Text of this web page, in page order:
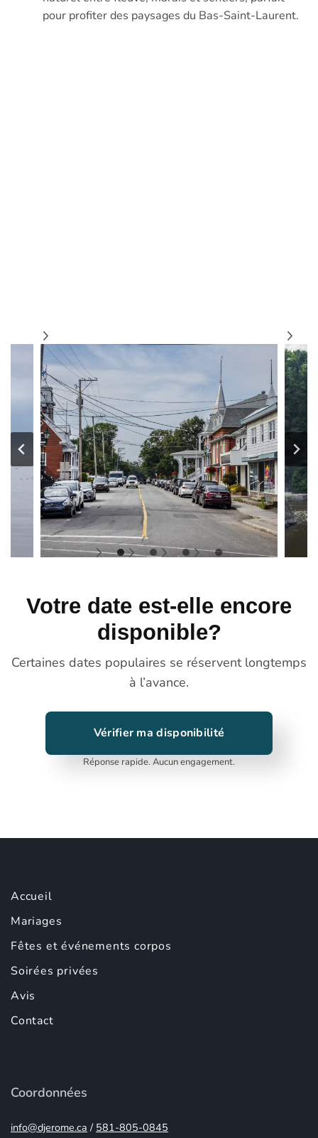
pour profiter des paysages du Bas-Saint-Laurent.
Votre date est-elle encore
disponible?
Certaines dates populaires se réservent longtemps
à l’avance.
Vérifier ma disponibilité
Réponse rapide. Aucun engagement.
Accueil
Mariages
Fêtes et événements corpos
Soirées privées
Avis
Contact
Coordonnées
info@djerome.ca / 581-805-0845